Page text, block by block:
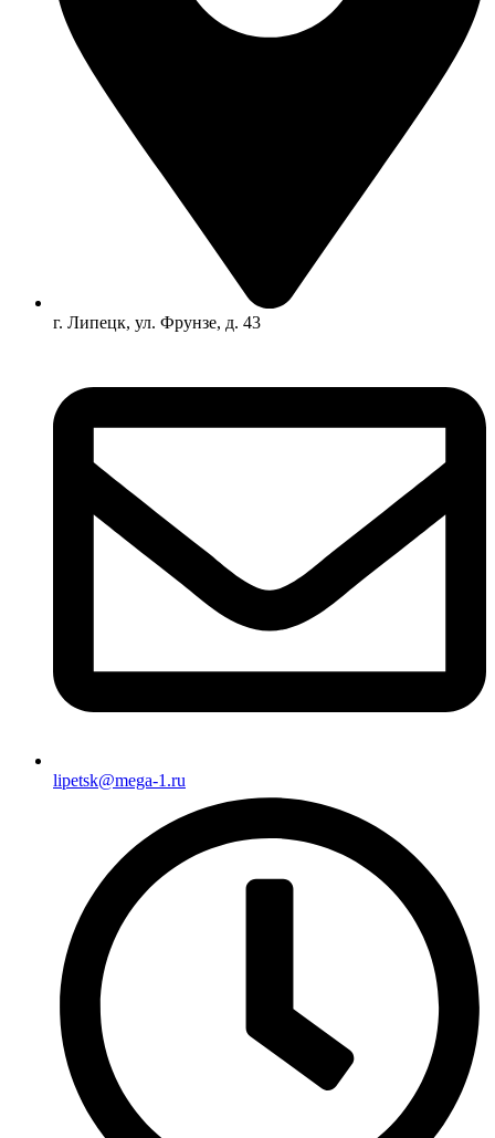
г. Липецк, ул. Фрунзе, д. 43
lipetsk@mega-1.ru